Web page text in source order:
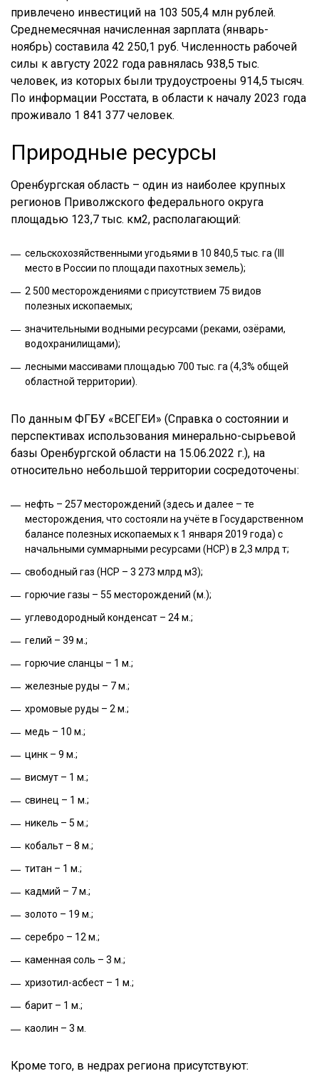
привлечено инвестиций на 103 505,4 млн рублей.
Среднемесячная начисленная зарплата (январь-
ноябрь) составила 42 250,1 руб. Численность рабочей
силы к августу 2022 года равнялась 938,5 тыс.
человек, из которых были трудоустроены 914,5 тысяч.
По информации Росстата, в области к началу 2023 года
проживало 1 841 377 человек.
Природные ресурсы
Оренбургская область – один из наиболее крупных
регионов Приволжского федерального округа
площадью 123,7 тыс. км2, располагающий:
сельскохозяйственными угодьями в 10 840,5 тыс. га (III
место в России по площади пахотных земель);
2 500 месторождениями с присутствием 75 видов
полезных ископаемых;
значительными водными ресурсами (реками, озёрами,
водохранилищами);
лесными массивами площадью 700 тыс. га (4,3% общей
областной территории).
По данным ФГБУ «ВСЕГЕИ» (Справка о состоянии и
перспективах использования минерально-сырьевой
базы Оренбургской области на 15.06.2022 г.), на
относительно небольшой территории сосредоточены:
нефть – 257 месторождений (здесь и далее – те
месторождения, что состояли на учёте в Государственном
балансе полезных ископаемых к 1 января 2019 года) с
начальными суммарными ресурсами (НСР) в 2,3 млрд т;
свободный газ (НСР – 3 273 млрд м3);
горючие газы – 55 месторождений (м.);
углеводородный конденсат – 24 м.;
гелий – 39 м.;
горючие сланцы – 1 м.;
железные руды – 7 м.;
хромовые руды – 2 м.;
медь – 10 м.;
цинк – 9 м.;
висмут – 1 м.;
свинец – 1 м.;
никель – 5 м.;
кобальт – 8 м.;
титан – 1 м.;
кадмий – 7 м.;
золото – 19 м.;
серебро – 12 м.;
каменная соль – 3 м.;
хризотил-асбест – 1 м.;
барит – 1 м.;
каолин – 3 м.
Кроме того, в недрах региона присутствуют: